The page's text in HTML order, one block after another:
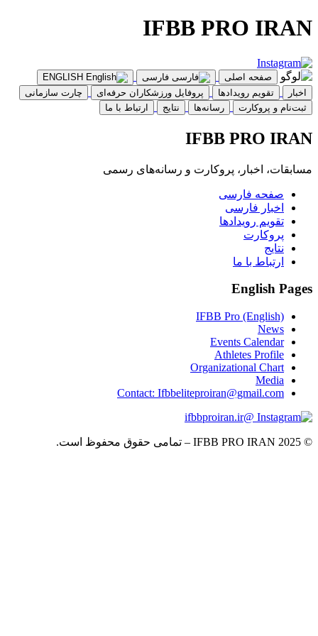
IFBB PRO IRAN
صفحه اصلی
اخبار
تقویم رویدادها پروفایل ورزشکاران حرفه‌ای
چارت سازمانی
ثبت‌نام و پروکارت
رسانه‌ها نتایج ارتباط با ما
IFBB PRO IRAN
مسابقات، اخبار، پروکارت و رسانه‌های رسمی
صفحه فارسی
اخبار فارسی
تقویم رویدادها
پروکارت
نتایج
ارتباط با ما
English Pages
IFBB Pro (English)
News
Events Calendar
Athletes Profile
Organizational Chart
Media
Contact: Ifbbeliteproiran@gmail.com
@ifbbproiran.ir
© 2025 IFBB PRO IRAN – تمامی حقوق محفوظ است.